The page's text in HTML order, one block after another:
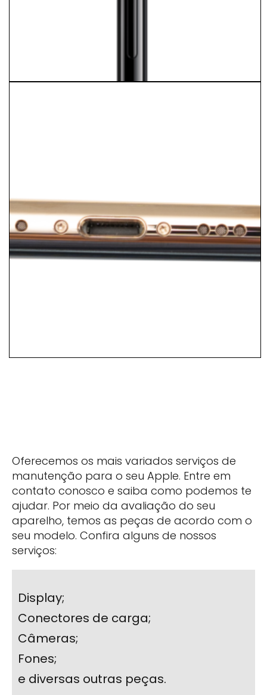
Oferecemos os mais variados serviços de
manutenção para o seu Apple. Entre em
contato conosco e saiba como podemos te
ajudar. Por meio da avaliação do seu
aparelho, temos as peças de acordo com o
seu modelo. Confira alguns de nossos
serviços:
Display;
Conectores de carga;
Câmeras;
Fones;
e diversas outras peças.